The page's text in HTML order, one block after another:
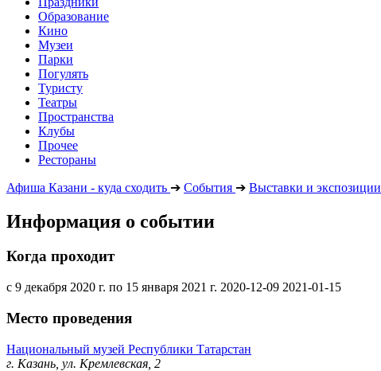
Образование
Кино
Музеи
Парки
Погулять
Туристу
Театры
Пространства
Клубы
Прочее
Рестораны
Афиша Казани - куда сходить ➔ События ➔ Выставки и экспозиции
Информация о событии
Когда проходит
с 9 декабря 2020 г. по 15 января 2021 г. 2020-12-09 2021-01-15
Место проведения
Национальный музей Республики Татарстан
г. Казань, ул. Кремлевская, 2